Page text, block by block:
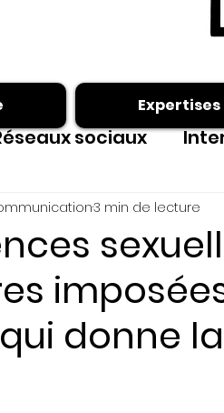
sociaux
shooting photo
donne
3 min de lecture
Expertises